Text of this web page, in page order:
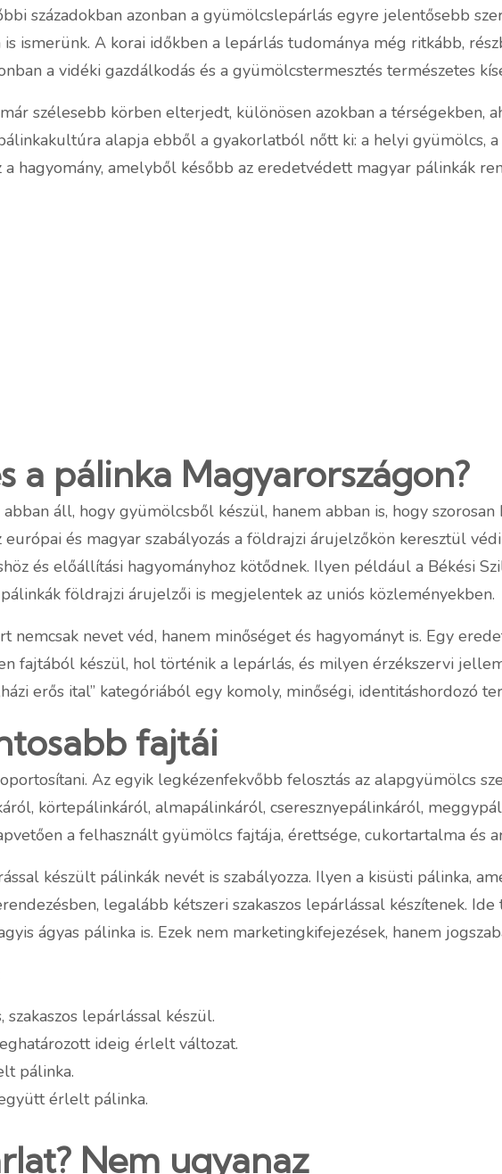
századokban azonban a gyümölcslepárlás egyre jelentősebb
ismerünk. A korai időkben a lepárlás tudománya még ritkább,
a vidéki gazdálkodás és a gyümölcstermesztés természetes
szélesebb körben elterjedt, különösen azokban a térségekben,
alapja ebből a gyakorlatból nőtt ki: a helyi gyümölcs,
a hagyomány, amelyből később az eredetvédett magyar pálinkák
a pálinka Magyarországon?
áll, hogy gyümölcsből készül, hanem abban is, hogy
és magyar szabályozás a földrajzi árujelzőkön keresztül
és előállítási hagyományhoz kötődnek. Ilyen például a Békési
földrajzi árujelzői is megjelentek az uniós közleményekben.
nemcsak nevet véd, hanem minőséget és hagyományt is. Egy
fajtából készül, hol történik a lepárlás, és milyen érzékszervi
erős ital” kategóriából egy komoly, minőségi, identitáshordozó
fajtái
Az egyik legkézenfekvőbb felosztás az alapgyümölcs
körtepálinkáról, almapálinkáról, cseresznyepálinkáról,
a felhasznált gyümölcs fajtája, érettsége, cukortartalma és
készült pálinkák nevét is szabályozza. Ilyen a kisüsti pálinka,
legalább kétszeri szakaszos lepárlással készítenek.
ágyas pálinka is. Ezek nem marketingkifejezések, hanem
szakaszos lepárlással készül.
ideig érlelt változat.
pálinka.
érlelt pálinka.
Nem ugyanaz